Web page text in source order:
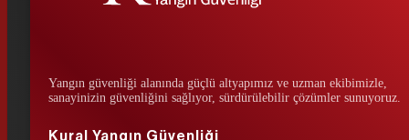
Yangın güvenliği alanında güçlü altyapımız ve uzman ekibimizle,
sanayinizin güvenliğini sağlıyor, sürdürülebilir çözümler sunuyoruz.
Kural Yangın Güvenliği